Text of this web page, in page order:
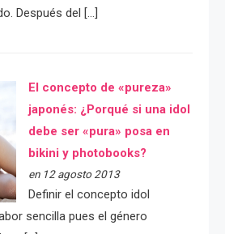
Después del […]
El concepto de «pureza»
japonés: ¿Porqué si una idol
debe ser «pura» posa en
bikini y photobooks?
en 12 agosto 2013
Definir el concepto idol
sencilla pues el género